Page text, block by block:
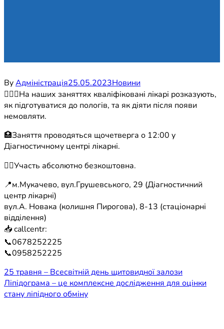
ByАдміністрація25.05.2023Новини
👩🏻‍⚕️На наших заняттях кваліфіковані лікарі розказують,
як підготуватися до пологів, та як діяти після появи
немовляти.
🏥Заняття проводяться щочетверга о 12:00 у
Діагностичному центрі лікарні.
☝🏼Участь абсолютно безкоштовна.
📍м.Мукачево, вул.Грушевського, 29 (Діагностичний
центр лікарні)
вул.А. Новака (колишня Пирогова), 8-13 (стаціонарні
відділення)
📥 callcentr:
📞0678252225
📞0958252225
Навігація
записів
25 травня – Всесвітній день щитовидної залози
Ліпідограма – це комплексне дослідження для оцінки
стану ліпідного обміну